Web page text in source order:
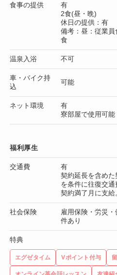
食事の提供
有
2食(昼・晩)
休日の提供：有
備考：昼：従業
食
温泉入浴 不可
車・バイク持
込
可能
ネット環境
有
寮部屋で使用可能
福利厚生
交通費
有
契約延長を含めた
を条件に往復交
契約満了月に支給
社会保険
雇用保険・労災
件あり
特典
エグゼタイム Vポイント付与